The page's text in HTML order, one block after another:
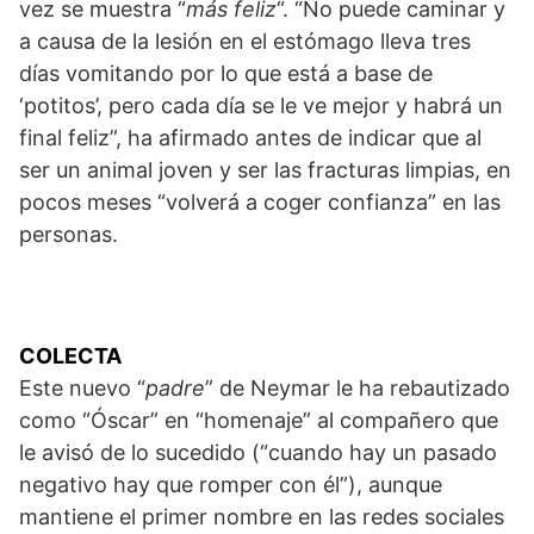
vez se muestra “más feliz“. “No puede caminar y
a causa de la lesión en el estómago lleva tres
días vomitando por lo que está a base de
‘potitos’, pero cada día se le ve mejor y habrá un
final feliz”, ha afirmado antes de indicar que al
ser un animal joven y ser las fracturas limpias, en
pocos meses “volverá a coger confianza” en las
personas.
COLECTA
Este nuevo “padre” de Neymar le ha rebautizado
como “Óscar” en “homenaje” al compañero que
le avisó de lo sucedido (“cuando hay un pasado
negativo hay que romper con él”), aunque
mantiene el primer nombre en las redes sociales